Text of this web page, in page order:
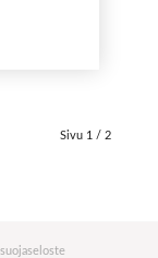
Sivu 1 / 2